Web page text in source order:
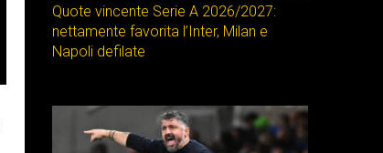
Quote vincente Serie A 2026/2027:
nettamente favorita l’Inter, Milan e
Napoli defilate